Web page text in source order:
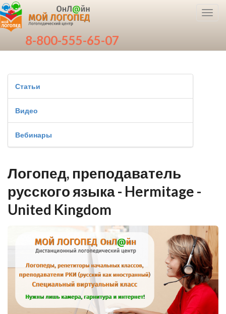
8-800-555-65-07
Статьи
Видео
Вебинары
Логопед, преподаватель
русского языка - Hermitage -
United Kingdom